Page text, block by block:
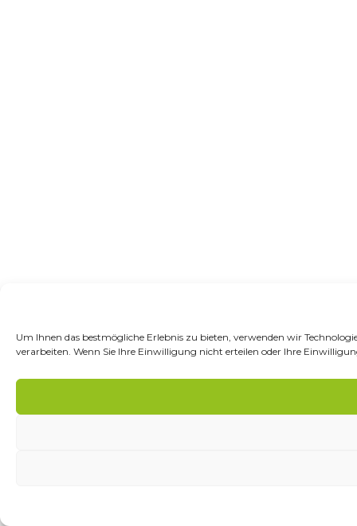
Um Ihnen das bestmögliche Erlebnis zu bieten, verwenden wir
verarbeiten. Wenn Sie Ihre Einwilligung nicht erteilen oder Ihre